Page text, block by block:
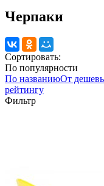
Черпаки
Сортировать:
По популярности
По названиюОт
рейтингу
Фильтр